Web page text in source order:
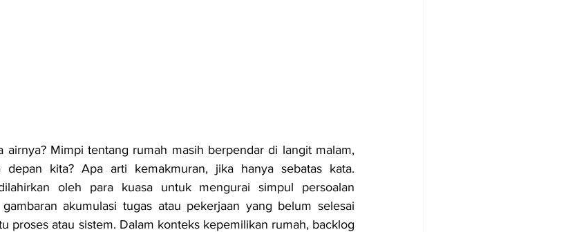
airnya? Mimpi tentang rumah masih berpendar di langit malam,
depan kita? Apa arti kemakmuran, jika hanya sebatas kata.
oleh para kuasa untuk mengurai simpul persoalan
akumulasi tugas atau pekerjaan yang belum selesai
proses atau sistem. Dalam konteks kepemilikan rumah, backlog